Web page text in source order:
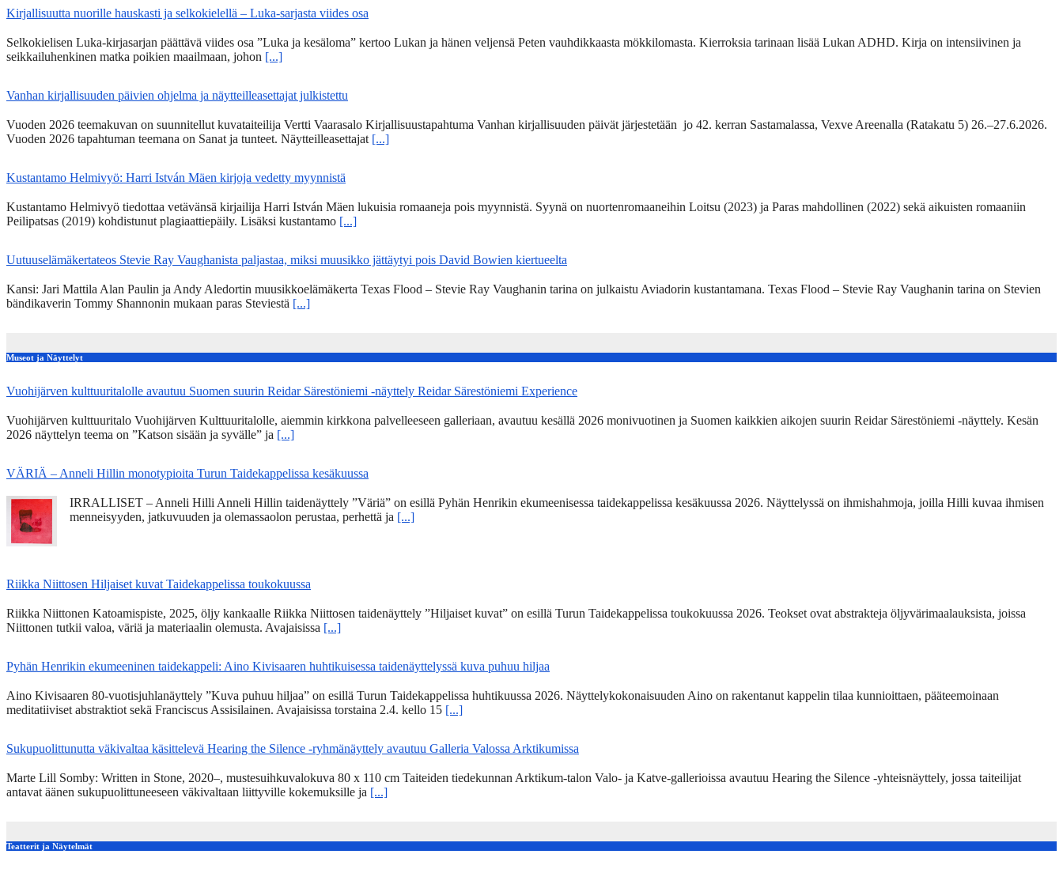
Kirjallisuutta nuorille hauskasti ja selkokielellä – Luka-sarjasta viides osa
Selkokielisen Luka-kirjasarjan päättävä viides osa ”Luka ja kesäloma” kertoo Lukan ja hänen veljensä Peten vauhdikkaasta mökkilomasta. Kierroksia tarinaan lisää Lukan ADHD. Kirja on intensiivinen ja
seikkailuhenkinen matka poikien maailmaan, johon [...]
Vanhan kirjallisuuden päivien ohjelma ja näytteilleasettajat julkistettu
Vuoden 2026 teemakuvan on suunnitellut kuvataiteilija Vertti Vaarasalo Kirjallisuustapahtuma Vanhan kirjallisuuden päivät järjestetään jo 42. kerran Sastamalassa, Vexve Areenalla (Ratakatu 5) 26.–27.6.2026.
Vuoden 2026 tapahtuman teemana on Sanat ja tunteet. Näytteilleasettajat [...]
Kustantamo Helmivyö: Harri István Mäen kirjoja vedetty myynnistä
Kustantamo Helmivyö tiedottaa vetävänsä kirjailija Harri István Mäen lukuisia romaaneja pois myynnistä. Syynä on nuortenromaaneihin Loitsu (2023) ja Paras mahdollinen (2022) sekä aikuisten romaaniin
Peilipatsas (2019) kohdistunut plagiaattiepäily. Lisäksi kustantamo [...]
Uutuuselämäkertateos Stevie Ray Vaughanista paljastaa, miksi muusikko jättäytyi pois David Bowien kiertueelta
Kansi: Jari Mattila Alan Paulin ja Andy Aledortin muusikkoelämäkerta Texas Flood – Stevie Ray Vaughanin tarina on julkaistu Aviadorin kustantamana. Texas Flood – Stevie Ray Vaughanin tarina on Stevien
bändikaverin Tommy Shannonin mukaan paras Steviestä [...]
Museot ja Näyttelyt
Vuohijärven kulttuuritalolle avautuu Suomen suurin Reidar Särestöniemi -näyttely Reidar Särestöniemi Experience
Vuohijärven kulttuuritalo Vuohijärven Kulttuuritalolle, aiemmin kirkkona palvelleeseen galleriaan, avautuu kesällä 2026 monivuotinen ja Suomen kaikkien aikojen suurin Reidar Särestöniemi -näyttely. Kesän
2026 näyttelyn teema on ”Katson sisään ja syvälle” ja [...]
VÄRIÄ – Anneli Hillin monotypioita Turun Taidekappelissa kesäkuussa
IRRALLISET – Anneli Hilli Anneli Hillin taidenäyttely ”Väriä” on esillä Pyhän Henrikin ekumeenisessa taidekappelissa kesäkuussa 2026. Näyttelyssä on ihmishahmoja, joilla Hilli kuvaa ihmisen
menneisyyden, jatkuvuuden ja olemassaolon perustaa, perhettä ja [...]
Riikka Niittosen Hiljaiset kuvat Taidekappelissa toukokuussa
Riikka Niittonen Katoamispiste, 2025, öljy kankaalle Riikka Niittosen taidenäyttely ”Hiljaiset kuvat” on esillä Turun Taidekappelissa toukokuussa 2026. Teokset ovat abstrakteja öljyvärimaalauksista, joissa
Niittonen tutkii valoa, väriä ja materiaalin olemusta. Avajaisissa [...]
Pyhän Henrikin ekumeeninen taidekappeli: Aino Kivisaaren huhtikuisessa taidenäyttelyssä kuva puhuu hiljaa
Aino Kivisaaren 80-vuotisjuhlanäyttely ”Kuva puhuu hiljaa” on esillä Turun Taidekappelissa huhtikuussa 2026. Näyttelykokonaisuuden Aino on rakentanut kappelin tilaa kunnioittaen, pääteemoinaan
meditatiiviset abstraktiot sekä Franciscus Assisilainen. Avajaisissa torstaina 2.4. kello 15 [...]
Sukupuolittunutta väkivaltaa käsittelevä Hearing the Silence -ryhmänäyttely avautuu Galleria Valossa Arktikumissa
Marte Lill Somby: Written in Stone, 2020–, mustesuihkuvalokuva 80 x 110 cm Taiteiden tiedekunnan Arktikum-talon Valo- ja Katve-gallerioissa avautuu Hearing the Silence -yhteisnäyttely, jossa taiteilijat
antavat äänen sukupuolittuneeseen väkivaltaan liittyville kokemuksille ja [...]
Teatterit ja Näytelmät